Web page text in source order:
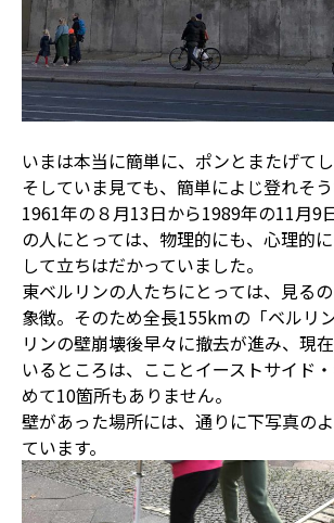
いまは本当に簡単に、ポンとまたげてし
そしていま見ても、簡単によじ登れそう
1961年の８月13日から1989年の11月9
の人にとっては、物理的にも、心理的
して立ちはだかっていました。
東ベルリンの人たちにとっては、見る
象徴。そのため全長155kmの「ベルリ
リンの壁崩壊後早々に撤去が進み、現
いるところは、こことイーストサイド
めて10箇所もありません。
壁があった場所には、通りに下写真の
ています。